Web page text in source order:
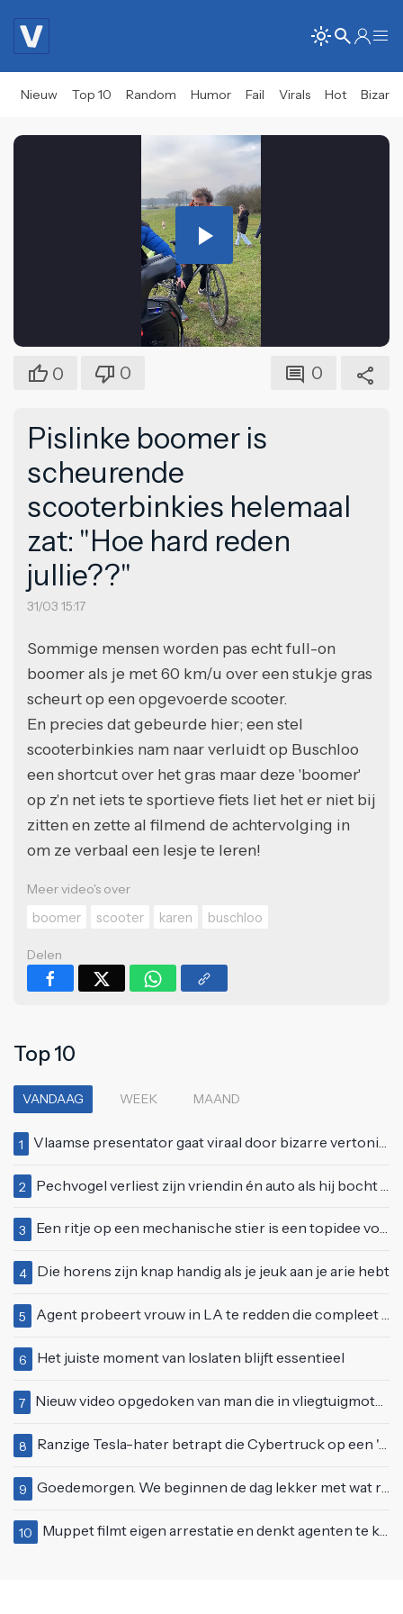
Nieuw Top 10 Random Humor Fail Virals Hot Bizar
Play
Video
0 0 0
Pislinke boomer is
scheurende
scooterbinkies helemaal
zat: "Hoe hard reden
jullie??"
31/03 15:17
Sommige mensen worden pas echt full-on
boomer als je met 60 km/u over een stukje gras
scheurt op een opgevoerde scooter.
En precies dat gebeurde hier; een stel
scooterbinkies nam naar verluidt op Buschloo
een shortcut over het gras maar deze 'boomer'
op z'n net iets te sportieve fiets liet het er niet bij
zitten en zette al filmend de achtervolging in
om ze verbaal een lesje te leren!
Meer video's over
boomer
scooter karen buschloo
Delen
Top 10
VANDAAG WEEK MAAND
1 Vlaamse presentator gaat viraal door bizarre vertoning op live televisie: "Helemaal stijf van de bloem"
2 Pechvogel verliest zijn vriendin én auto als hij bocht te scherp neemt
3 Een ritje op een mechanische stier is een topidee voor een eerste date
4 Die horens zijn knap handig als je jeuk aan je arie hebt
5 Agent probeert vrouw in LA te redden die compleet van het padje is
6 Het juiste moment van loslaten blijft essentieel
7 Nieuw video opgedoken van man die in vliegtuigmotor springt op vliegveld Milaan
8 Ranzige Tesla-hater betrapt die Cybertruck op een 'speciale bruine coating' trakteert
9 Goedemorgen. We beginnen de dag lekker met wat rek- en strekoefeningen
10 Muppet filmt eigen arrestatie en denkt agenten te kunnen laten schorsen: "Jullie krijgen maandje vakantie"